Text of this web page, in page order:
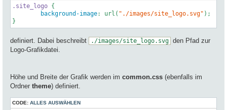
.site_logo {
background-image: url ( "./images/site_logo.svg" );
definiert. Dabei beschreibt ./images/site_logo.svg den Pfad zur
Logo-Grafikdatei.
Höhe und Breite der Grafik werden im common.css (ebenfalls im
Ordner theme) definiert.
CODE: ALLES AUSWÄHLEN